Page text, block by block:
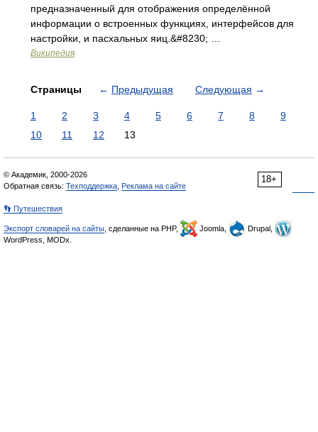
предназначенный для отображения определённой
информации о встроенных функциях, интерфейсов для
настройки, и пасхальных яиц.&#8230; …
Википедия
Страницы ← Предыдущая Следующая →
1 2 3 4 5 6 7 8
9
10
11 12 13
18+
© Академик, 2000-2026
Обратная связь: Техподдержка Реклама на сайте
👣 Путешествия
Экспорт словарей на сайты , сделанные на PHP, Joomla,
Drupal,
WordPress, MODx.